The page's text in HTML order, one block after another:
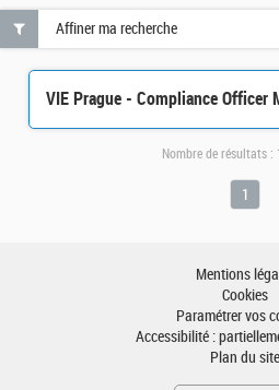
VIE Prague - Compliance Officer
Affiner ma recherche
Nombre de résultats :
1
Mentions
Cookies
Paramétrer vos
Accessibilité :
Plan du site